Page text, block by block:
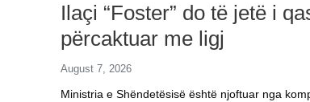
Ilaçi “Foster” do të jetë i
përcaktuar me ligj
August 7, 2026
Ministria e Shëndetësisë është njoftuar nga